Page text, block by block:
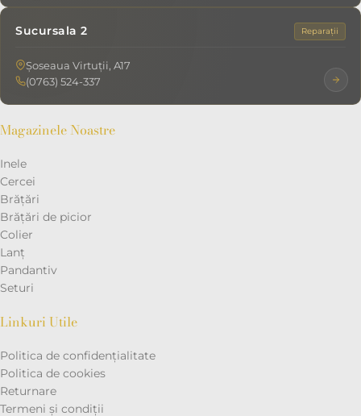
Sucursala 2 Reparații
Șoseaua Virtuții, A17
(0763) 524-337
Magazinele Noastre
Inele
Cercei
Brățări
Brățări de picior
Colier
Lanț
Pandantiv
Seturi
Linkuri Utile
Politica de confidențialitate
Politica de cookies
Returnare
Termeni și condiții